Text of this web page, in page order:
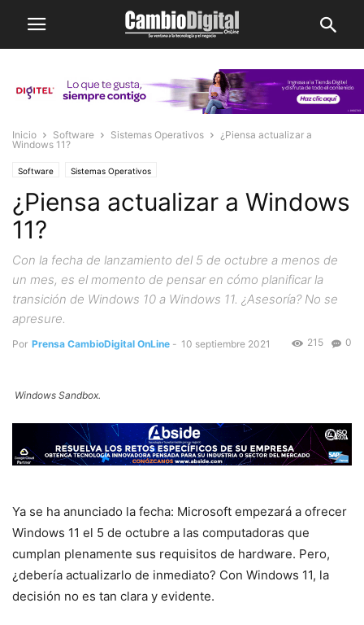
Inicio Software Sistemas Operativos
¿Piensa actualizar a
Windows 11?
Software Sistemas Operativos
¿Piensa actualizar a Windows
11?
Con la fecha de lanzamiento del 5 de octubre a menos de
un mes, es el momento de pensar en cómo planificar la
transición de Windows 10 a Windows 11. ¿Asesoría? No se
apresure.
Por Prensa CambioDigital OnLine - 10 septiembre 2021 0
215
Windows Sandbox.
Ya se ha anunciado la fecha: Microsoft empezará a ofrecer
Windows 11 el 5 de octubre a las computadoras que
cumplan plenamente sus requisitos de hardware. Pero,
¿debería actualizarlo de inmediato? Con Windows 11, la
decisión no es tan clara y evidente.